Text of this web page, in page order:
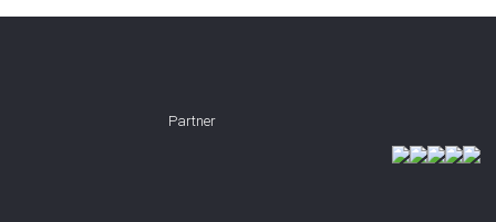
Partner